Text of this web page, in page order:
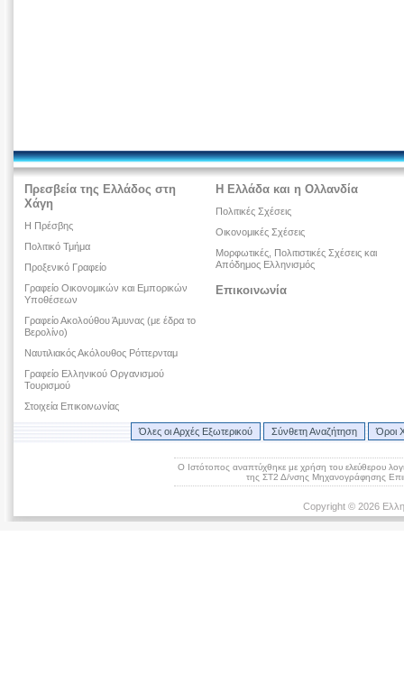
Πρεσβεία της Ελλάδος στη
Χάγη
Η Πρέσβης
Πολιτικό Τμήμα
Προξενικό Γραφείο
Γραφείο Οικονομικών και Εμπορικών
Υποθέσεων
Γραφείο Ακολούθου Άμυνας (με έδρα το
Βερολίνο)
Ναυτιλιακός Ακόλουθος Ρόττερνταμ
Γραφείο Ελληνικού Οργανισμού
Τουρισμού
Στοιχεία Επικοινωνίας
Η Ελλάδα και η Ολλανδία
Πολιτικές Σχέσεις
Οικονομικές Σχέσεις
Μορφωτικές, Πολιτιστικές Σχέσεις και
Απόδημος Ελληνισμός
Επικοινωνία
Όλες οι Αρχές Εξωτερικού Σύνθετη Αναζήτηση Όροι
Ο Ιστότοπος αναπτύχθηκε με χρήση του ελεύθερου
της ΣΤ2 Δ/νσης Μηχανογράφησης
Copyright © 2026